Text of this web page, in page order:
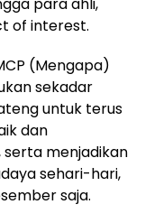
of interest.
(Mengapa)
sekadar
untuk terus
dan
menjadikan
sehari-hari,
saja.